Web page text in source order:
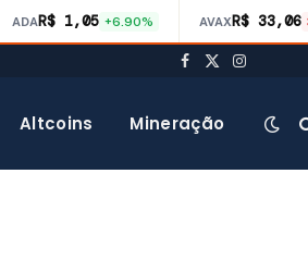
ADAR$ 1,05 +6.90% AVAXR$ 33,06
Facebook
X
Altcoins Mineração